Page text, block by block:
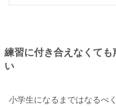
練習に付き合えなくても
い
小学生になるまではなるべ